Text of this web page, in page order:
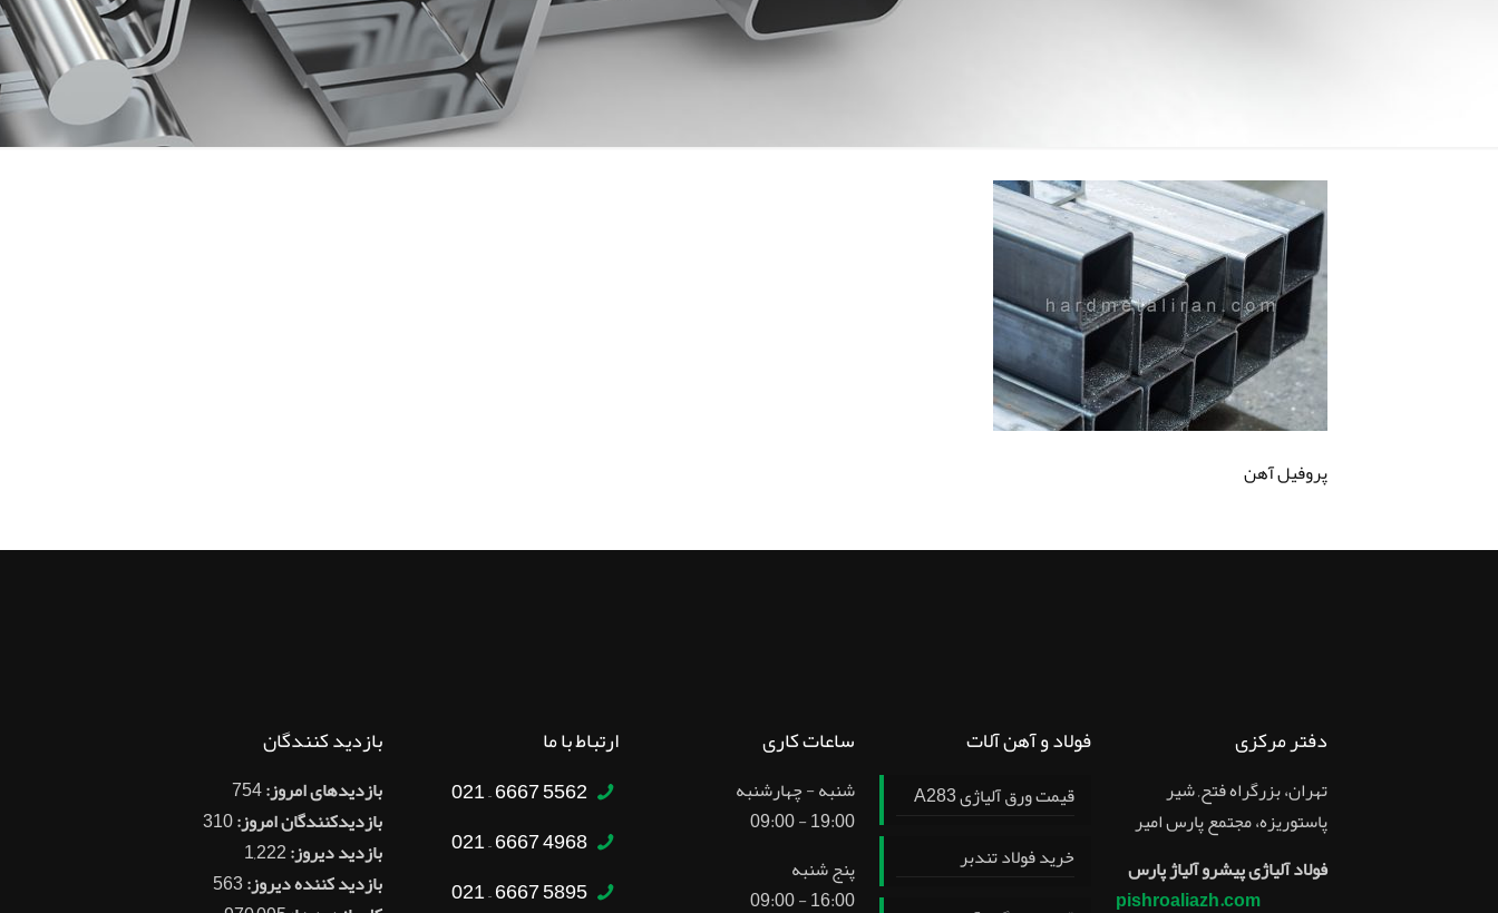
پروفیل آهن
دفتر مرکزی
تهران، بزرگراه فتح, شير
پاستوريزه، مجتمع پارس امير
فولاد آلیاژی پیشرو آلیاژ پارس
pishroaliazh.com
فولاد و آهن آلات
قیمت ورق آلیاژی A283
خرید فولاد تندبر
ساعات کاری
شنبه - چهارشنبه
19:00 - 09:00
پنج شنبه
16:00 - 09:00
ارتباط با ما
5562 6667 – 021
4968 6667 – 021
5895 6667 – 021
بازدید کنندگان
بازدیدهای امروز:754
بازدیدکنندگان امروز:310
بازدید دیروز:1,222
بازدید کننده دیروز:563